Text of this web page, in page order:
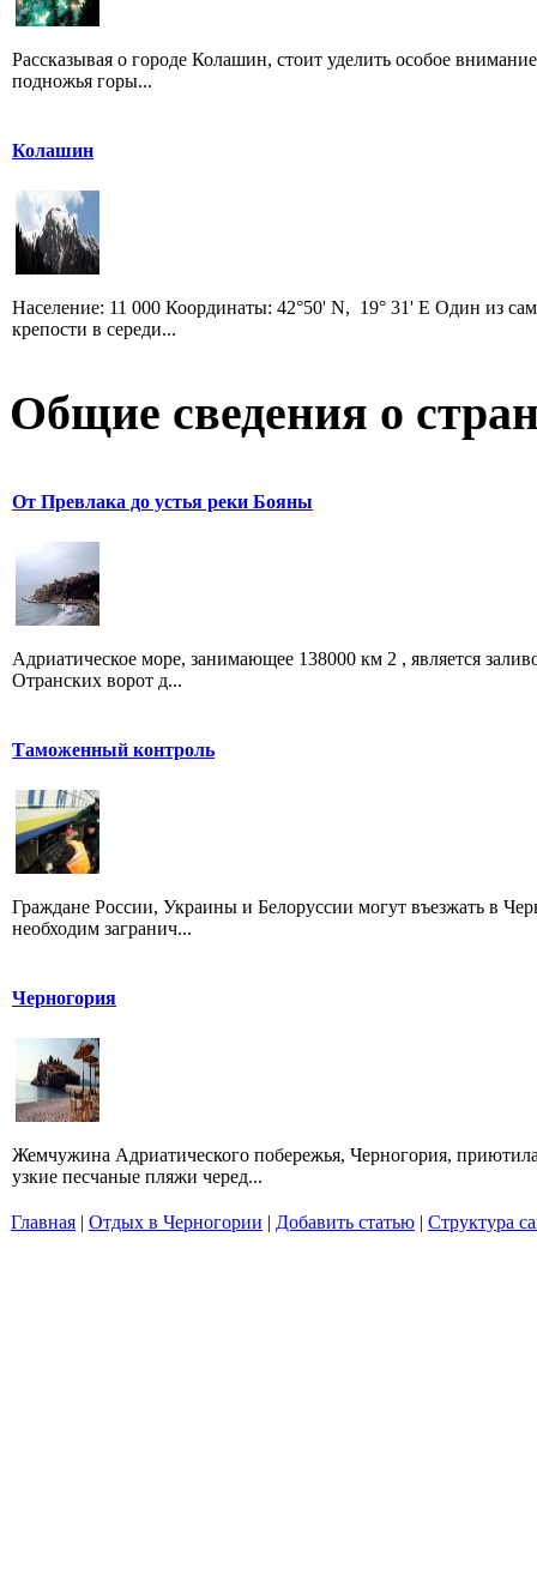
Рассказывая о городе Колашин, стоит уделить особое
подножья горы...
Колашин
Население: 11 000 Координаты: 42°50' N, 19° 31' E Один из
крепости в середи...
Общие сведения о
От Превлака до устья реки Бояны
Адриатическое море, занимающее 138000 км 2 , является
Отранских ворот д...
Таможенный контроль
Граждане России, Украины и Белоруссии могут въезжать в
необходим загранич...
Черногория
Жемчужина Адриатического побережья, Черногория,
узкие песчаные пляжи черед...
Главная | Отдых в Черногории | Добавить статью | Структура